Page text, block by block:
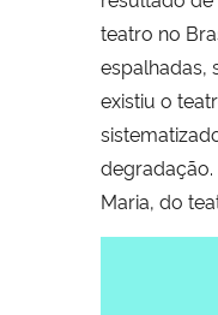
teatro no
espalhadas,
existiu o
Maria, do